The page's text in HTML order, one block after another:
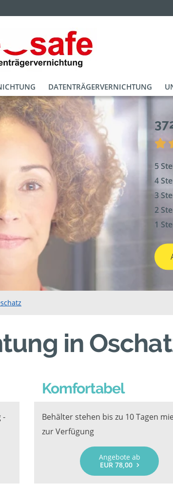
DATENTRÄGERVERNICHTUNG
5
4
3
2
1
in
-
Komfortabel
Behälter stehen bis zu 10 Tagen
zur Verfügung
Angebote ab
EUR 78,00